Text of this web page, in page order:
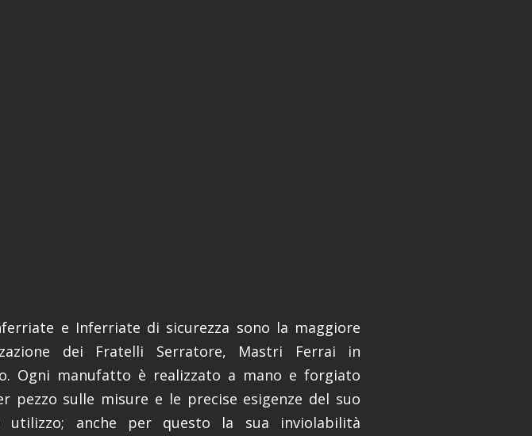
e Inferriate di sicurezza sono la maggiore
dei Fratelli Serratore, Mastri Ferrai in
Ogni manufatto è realizzato a mano e forgiato
pezzo sulle misure e le precise esigenze del suo
utilizzo; anche per questo la sua inviolabilità